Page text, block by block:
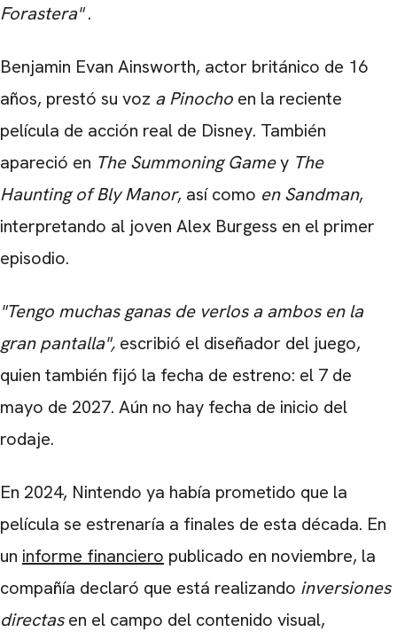
Forastera".
Benjamin Evan Ainsworth, actor británico de 16
años, prestó su voz a Pinocho en la reciente
película de acción real de Disney. También
apareció en The Summoning Gamey The
Haunting of Bly Manor, así como en Sandman,
interpretando al joven Alex Burgess en el primer
episodio.
"Tengo muchas ganas de verlos a ambos en la
gran pantalla", escribió el diseñador del juego,
quien también fijó la fecha de estreno: el 7 de
mayo de 2027. Aún no hay fecha de inicio del
rodaje.
En 2024, Nintendo ya había prometido que la
película se estrenaría a finales de esta década. En
un informe financiero publicado en noviembre, la
compañía declaró que está realizando inversiones
directasen el campo del contenido visual,